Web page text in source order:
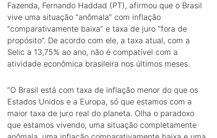
Fazenda, Fernando Haddad (PT), afirmou que o Brasil
vive uma situação “anômala” com inflação
“comparativamente baixa” e taxa de juro “fora de
propósito”. De acordo com ele, a taxa atual, com a
Selic a 13,75% ao ano, não é compatível com a
atividade econômica brasileira nos últimos meses.
“O Brasil está com taxa de inflação menor do que os
Estados Unidos e a Europa, só que estamos com a
maior taxa de juro real do planeta. Olha o paradoxo
que estamos vivendo, uma situação completamente